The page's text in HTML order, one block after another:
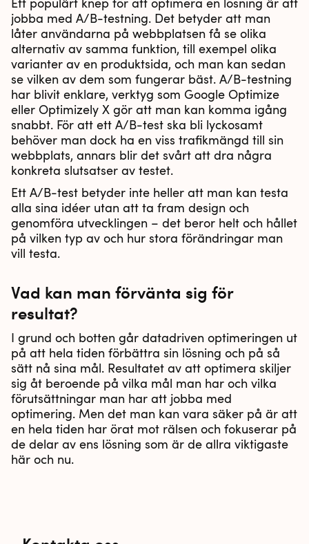
jobba med A/B-testning. Det betyder att man
låter användarna på webbplatsen få se olika
alternativ av samma funktion, till exempel olika
varianter av en produktsida, och man kan sedan
se vilken av dem som fungerar bäst. A/B-testning
har blivit enklare, verktyg som Google Optimize
eller Optimizely X gör att man kan komma igång
snabbt. För att ett A/B-test ska bli lyckosamt
behöver man dock ha en viss trafikmängd till sin
webbplats, annars blir det svårt att dra några
konkreta slutsatser av testet.
Ett A/B-test betyder inte heller att man kan testa
alla sina idéer utan att ta fram design och
genomföra utvecklingen – det beror helt och hållet
på vilken typ av och hur stora förändringar man
vill testa.
Vad kan man förvänta sig för
resultat?
I grund och botten går datadriven optimeringen ut
på att hela tiden förbättra sin lösning och på så
sätt nå sina mål. Resultatet av att optimera skiljer
sig åt beroende på vilka mål man har och vilka
förutsättningar man har att jobba med
optimering. Men det man kan vara säker på är att
en hela tiden har örat mot rälsen och fokuserar på
de delar av ens lösning som är de allra viktigaste
här och nu.